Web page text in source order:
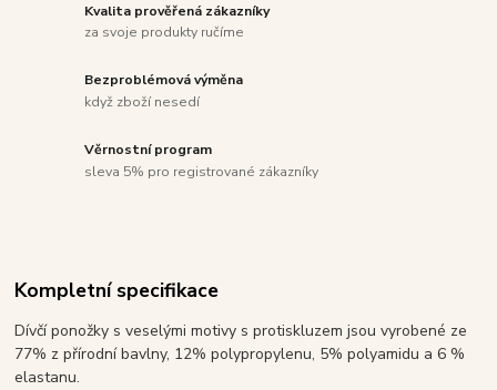
Kvalita prověřená zákazníky
za svoje produkty ručíme
Bezproblémová výměna
když zboží nesedí
Věrnostní program
sleva 5% pro registrované zákazníky
Kompletní specifikace
Dívčí ponožky s veselými motivy s protiskluzem jsou vyrobené ze
77% z přírodní bavlny, 12% polypropylenu, 5% polyamidu a 6 %
elastanu.